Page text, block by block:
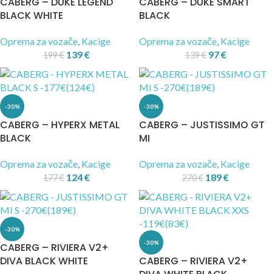
BLACK WHITE
Oprema za vozače, Kacige
199€ 139€
BLACK
Oprema za vozače, Kacige
139€ 97€
-30%
CABERG – HYPERX METAL
BLACK
Oprema za vozače, Kacige
177€ 124€
-30%
CABERG – JUSTISSIMO GT
MI
Oprema za vozače, Kacige
270€ 189€
-30%
CABERG – RIVIERA V2+
DIVA BLACK WHITE
-30%
CABERG – RIVIERA V2+